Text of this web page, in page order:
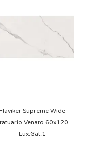
Supreme Wide
Venato 60x120
Lux.Gat.1